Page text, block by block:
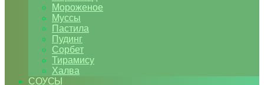
Мороженое
Муссы
Пастила
Пудинг
Сорбет
Тирамису
Халва
СОУСЫ